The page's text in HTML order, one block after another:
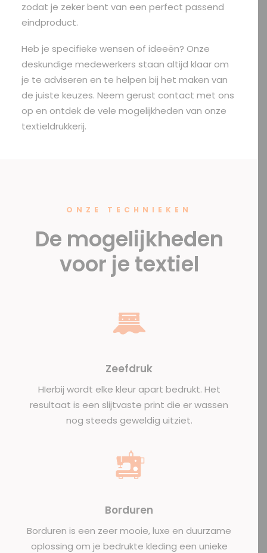
zodat je zeker bent van een perfect passend
eindproduct.
Heb je specifieke wensen of ideeën? Onze
deskundige medewerkers staan altijd klaar om
je te adviseren en te helpen bij het maken van
de juiste keuzes. Neem gerust contact met ons
op en ontdek de vele mogelijkheden van onze
textieldrukkerij.
ONZE TECHNIEKEN
De mogelijkheden
voor je textiel
Zeefdruk
HIerbij wordt elke kleur apart bedrukt. Het
resultaat is een slijtvaste print die er wassen
nog steeds geweldig uitziet.
Borduren
Borduren is een zeer mooie, luxe en duurzame
oplossing om je bedrukte kleding een unieke